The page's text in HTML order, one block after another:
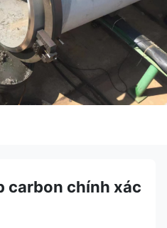
carbon chính xác